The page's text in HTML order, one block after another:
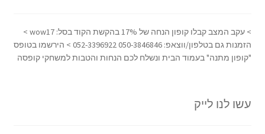
> עקב המצב קבלו קופון הנחה של 17% בהקשת הקוד בסל: wow17 >
הזמנות גם בטלפון/ווצאפ: 050-3846846 052-3396922 > הירשמו בטופס
"קופון מתנה" בעמוד הבית ונשלח לכם הנחות והטבות למשחקי קופסה
עשו לנו לייק